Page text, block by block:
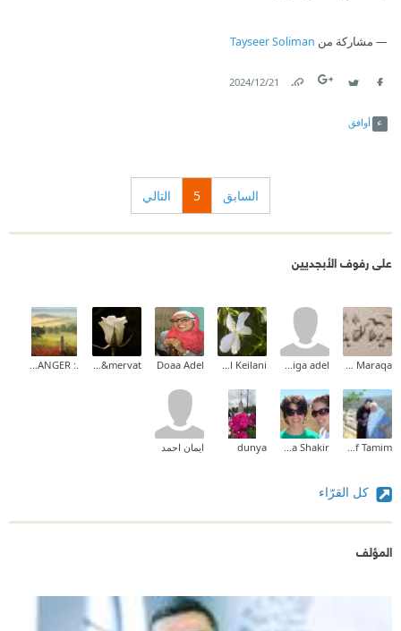
مشاركة من Tayseer Soliman
21‏/12‏/2024
أوافق
السابق 5 التالي
على رفوف الأبجديين
Zeina M.I Maraqa
khadiga adel
Manal Keilani
Doaa Adel
Rola&mervat
.: THE STRANGER :.
Dina Yousef Tamim
Maha Shakir
dunya ايمان احمد
كل القرّاء
المؤلف